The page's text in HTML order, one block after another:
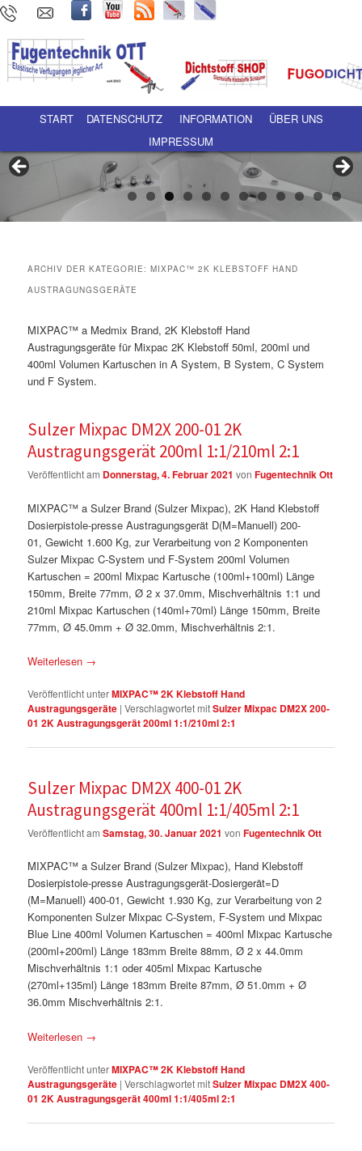
Hauptmenü Zum Inhalt wechseln
Zum sekundären Inhalt wechseln
START DATENSCHUTZ INFORMATION
ÜBER UNS
IMPRESSUM
ARCHIV DER KATEGORIE:MIXPAC™ 2K KLEBSTOFF HAND
AUSTRAGUNGSGERÄTE
MIXPAC™ a Medmix Brand, 2K Klebstoff Hand
Austragungsgeräte für Mixpac 2K Klebstoff 50ml, 200ml und
400ml Volumen Kartuschen in A System, B System, C System
und F System.
Sulzer Mixpac DM2X 200-01 2K
Austragungsgerät 200ml 1:1/210ml 2:1
Veröffentlicht am Donnerstag, 4. Februar 2021 vonFugentechnik Ott
MIXPAC™ a Sulzer Brand (Sulzer Mixpac), 2K Hand Klebstoff
Dosierpistole-presse Austragungsgerät D(M=Manuell) 200-
01, Gewicht 1.600 Kg, zur Verarbeitung von 2 Komponenten
Sulzer Mixpac C-System und F-System 200ml Volumen
Kartuschen = 200ml Mixpac Kartusche (100ml+100ml) Länge
150mm, Breite 77mm, Ø 2 x 37.0mm, Mischverhältnis 1:1 und
210ml Mixpac Kartuschen (140ml+70ml) Länge 150mm, Breite
77mm, Ø 45.0mm + Ø 32.0mm, Mischverhältnis 2:1.
Weiterlesen →
Veröffentlicht unterMIXPAC™ 2K Klebstoff Hand
Austragungsgeräte |Verschlagwortet mitSulzer Mixpac DM2X 200-
01 2K Austragungsgerät 200ml 1:1/210ml 2:1
Sulzer Mixpac DM2X 400-01 2K
Austragungsgerät 400ml 1:1/405ml 2:1
Veröffentlicht amSamstag, 30. Januar 2021 vonFugentechnik Ott
MIXPAC™ a Sulzer Brand (Sulzer Mixpac), Hand Klebstoff
Dosierpistole-presse Austragungsgerät-Dosiergerät=D
(M=Manuell) 400-01, Gewicht 1.930 Kg, zur Verarbeitung von 2
Komponenten Sulzer Mixpac C-System, F-System und Mixpac
Blue Line 400ml Volumen Kartuschen = 400ml Mixpac Kartusche
(200ml+200ml) Länge 183mm Breite 88mm, Ø 2 x 44.0mm
Mischverhältnis 1:1 oder 405ml Mixpac Kartusche
(270ml+135ml) Länge 183mm Breite 87mm, Ø 51.0mm + Ø
36.0mm Mischverhältnis 2:1.
Weiterlesen →
Veröffentlicht unterMIXPAC™ 2K Klebstoff Hand
Austragungsgeräte |Verschlagwortet mitSulzer Mixpac DM2X 400-
01 2K Austragungsgerät 400ml 1:1/405ml 2:1